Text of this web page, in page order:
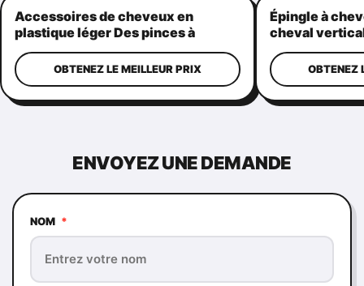
Accessoires de cheveux en
plastique léger Des pinces à
griffes Pratique forme de
couronneOBTENEZ LE MEILLEUR PRIX
Épingle à
cheval
poignées de
pour femmes
OBTENEZ
ENVOYEZ UNE DEMANDE
NOM *